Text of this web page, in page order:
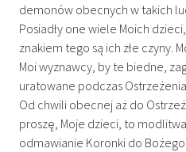
demonów obecnych w takich
Posiadły one wiele Moich
znakiem tego są ich złe czyny.
Moi wyznawcy, by te biedne,
uratowane podczas Ostrzeżenia.
Od chwili obecnej aż do
proszę, Moje dzieci, to
odmawianie Koronki do Bożego